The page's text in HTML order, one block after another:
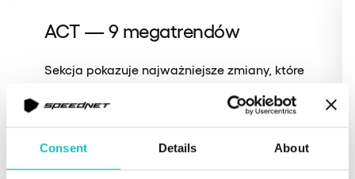
Consent Details About
ACT — 9 megatrendów
Sekcja pokazuje najważniejsze zmiany, które
podstawie analiz strategii europejskich
banków i fintechów zidentyfikowaliśmy 9
kluczowych trendów kształtujących „tu i
teraz”. Każdy z nich opisany jest przez